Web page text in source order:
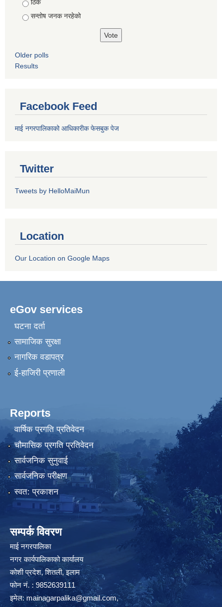
ठिकै
सन्तोष जनक नरहेको
Older polls
Results
Facebook Feed
माई नगरपालिकाको आधिकारीक फेसबुक पेज
Twitter
Tweets by HelloMaiMun
Location
Our Location on Google Maps
eGov services
घटना दर्ता
सामाजिक सुरक्षा
नागरिक वडापत्र
ई-हाजिरी प्रणाली
Reports
वार्षिक प्रगति प्रतिवेदन
चौमासिक प्रगति प्रतिवेदन
सार्वजनिक सुनुवाई
सार्वजनिक परीक्षण
स्वत: प्रकाशन
सम्पर्क विवरण
माई नगरपालिका
नगर कार्यपालिकाको कार्यालय
कोशी प्रदेश, शितली, इलाम
फोन नं. : 9852639111
इमेल:mainagarpalika@gmail.com,